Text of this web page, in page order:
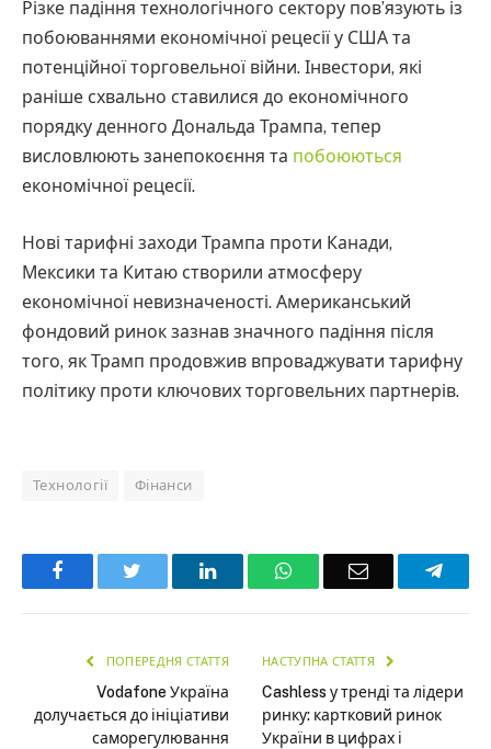
Різке падіння технологічного сектору пов’язують із
побоюваннями економічної рецесії у США та
потенційної торговельної війни. Інвестори, які
раніше схвально ставилися до економічного
порядку денного Дональда Трампа, тепер
висловлюють занепокоєння та побоюються
економічної рецесії.
Нові тарифні заходи Трампа проти Канади,
Мексики та Китаю створили атмосферу
економічної невизначеності. Американський
фондовий ринок зазнав значного падіння після
того, як Трамп продовжив впроваджувати тарифну
політику проти ключових торговельних партнерів.
Технології Фінанси
Facebook LinkedInWhatsAppEmail
ПОПЕРЕДНЯ СТАТТЯ
Vodafone Україна
долучається до ініціативи
саморегулювання
НАСТУПНА СТАТТЯ
Cashless у тренді та лідери
ринку: картковий ринок
України в цифрах і